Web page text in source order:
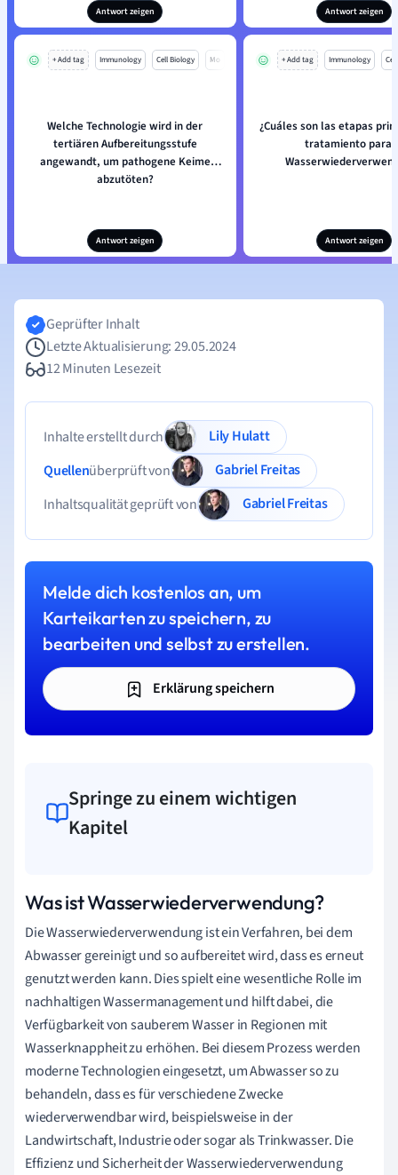
Antwort zeigen Antwort zeigen
+ Add tag Immunology Cell Biology Mo
Welche Technologie wird in der
tertiären Aufbereitungsstufe
angewandt, um pathogene Keime
abzutöten?
Antwort zeigen
+ Add tag Immunology
¿Cuáles son las etapas
tratamiento para
Antwort zeigen
Geprüfter Inhalt
Letzte Aktualisierung: 29.05.2024
12 Minuten Lesezeit
Inhalte erstellt durch
Lily Hulatt
Quellenüberprüft von
Gabriel Freitas
Inhaltsqualität geprüft von
Gabriel Freitas
Melde dich kostenlos an, um
Karteikarten zu speichern, zu
bearbeiten und selbst zu erstellen.
Erklärung speichern
Springe zu einem wichtigen
Kapitel
Was ist Wasserwiederverwendung?
Die Wasserwiederverwendung ist ein Verfahren, bei dem
Abwasser gereinigt und so aufbereitet wird, dass es erneut
genutzt werden kann. Dies spielt eine wesentliche Rolle im
nachhaltigen Wassermanagement und hilft dabei, die
Verfügbarkeit von sauberem Wasser in Regionen mit
Wasserknappheit zu erhöhen. Bei diesem Prozess werden
moderne Technologien eingesetzt, um Abwasser so zu
behandeln, dass es für verschiedene Zwecke
wiederverwendbar wird, beispielsweise in der
Landwirtschaft, Industrie oder sogar als Trinkwasser. Die
Effizienz und Sicherheit der Wasserwiederverwendung